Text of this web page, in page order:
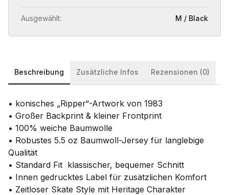
Ausgewählt: M / Black
Beschreibung Zusätzliche Infos Rezensionen (0)
• konisches „Ripper“-Artwork von 1983
• Großer Backprint & kleiner Frontprint
• 100% weiche Baumwolle
• Robustes 5.5 oz Baumwoll-Jersey für langlebige
Qualität
• Standard Fit klassischer, bequemer Schnitt
• Innen gedrucktes Label für zusätzlichen Komfort
• Zeitloser Skate Style mit Heritage Charakter